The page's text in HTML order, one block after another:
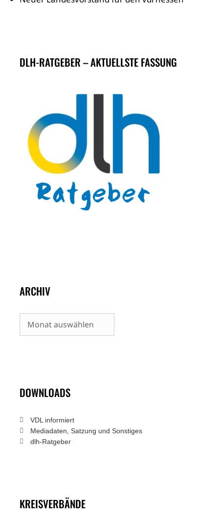
DLH-RATGEBER – AKTUELLSTE FASSUNG
ARCHIV
Archiv
DOWNLOADS
VDL informiert
Mediadaten, Satzung und Sonstiges
dlh-Ratgeber
KREISVERBÄNDE